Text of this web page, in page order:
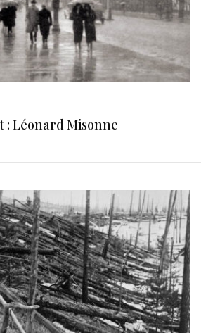
: Léonard Misonne